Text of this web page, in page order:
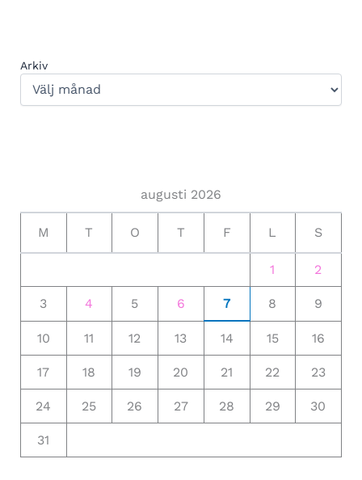
Arkiv
augusti 2026
M T O T F L S
1 2
3 4 5 6 7 8 9
10 11 12 13 14 15 16
17 18 19 20 21 22 23
24 25 26 27 28 29 30
31